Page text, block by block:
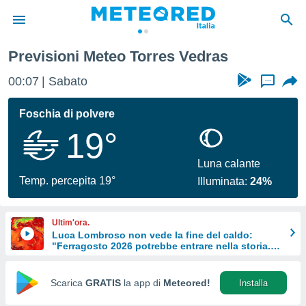
di
per
le
di
Web
Previsioni Meteo Torres Vedras
00:07 Sabato ...
Foschia di polvere
19°
Temp. percepita 19°
Luna calante
Illuminata:24%
Ultim'ora.
Luca Lombroso non vede la fine del caldo:
"Ferragosto 2026 potrebbe entrare nella storia.
Scarica GRATIS la app di Meteored! Installa